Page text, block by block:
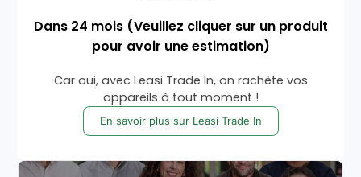
Dans 24 mois (Veuillez cliquer sur un produit
pour avoir une estimation)
Car oui, avec Leasi Trade In, on rachète vos
appareils à tout moment !
En savoir plus sur Leasi Trade In